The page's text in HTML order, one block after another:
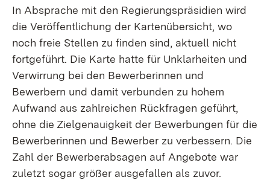
In Absprache mit den Regierungspräsidien wird
die Veröffentlichung der Kartenübersicht, wo
noch freie Stellen zu finden sind, aktuell nicht
fortgeführt. Die Karte hatte für Unklarheiten und
Verwirrung bei den Bewerberinnen und
Bewerbern und damit verbunden zu hohem
Aufwand aus zahlreichen Rückfragen geführt,
ohne die Zielgenauigkeit der Bewerbungen für die
Bewerberinnen und Bewerber zu verbessern. Die
Zahl der Bewerberabsagen auf Angebote war
zuletzt sogar größer ausgefallen als zuvor.